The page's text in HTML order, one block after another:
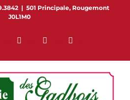
| 501 Principale, Rougemont
J0L1M0
Flickr InstagramYouTube